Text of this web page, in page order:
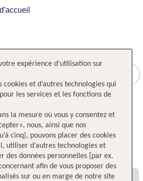
Holstein,Allemagne
les offres et tous les prix
expérience d’utilisation sur
cookies et d’autres technologies qui
les services et les fonctions de
la mesure où vous y consentez et
nous, ainsi que nos
cinq), pouvons placer des cookies
utiliser d’autres technologies et
des données personnelles [par ex.
afin de vous proposer des
sur ou en marge de notre site